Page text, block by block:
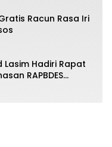
Racun Rasa Iri